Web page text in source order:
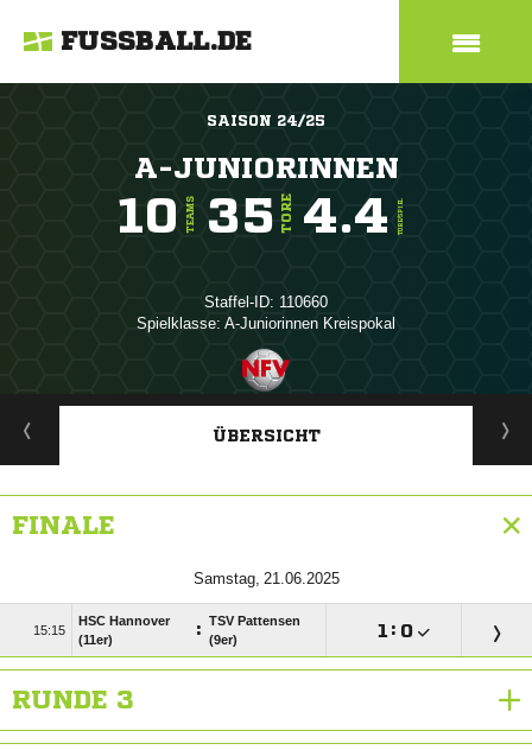
FUSSBALL.DE
SAISON 24/25
A-JUNIORINNEN
10 TEAMS 35 TORE 4.4 TORE/SPIEL
Staffel-ID: 110660
Spielklasse: A-Juniorinnen Kreispokal
ANZEIGE
ÜBERSICHT
FINALE
 

HSC Hannover
(11er)
: TSV Pattensen
(9er)
 : 
RUNDE 3